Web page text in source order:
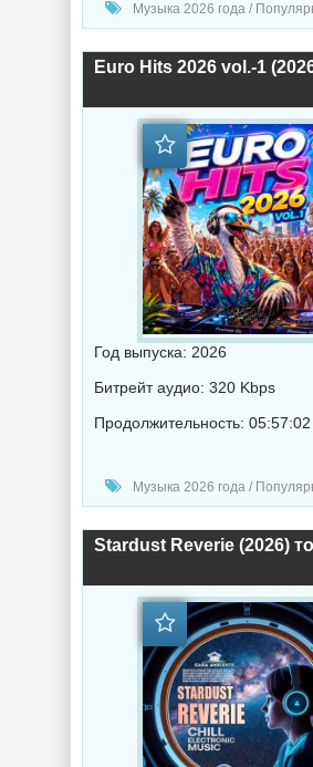
Музыка 2026 года / Популярная музыка / Электронная музыка /
Euro Hits 2026 vol.-1
Год выпуска: 2026
Битрейт аудио: 320 Kbps
Продолжительность: 05:57:02
Музыка 2026 года / Популярная музыка / Электронная музыка / Поп музыка /
Stardust Reverie (2026)